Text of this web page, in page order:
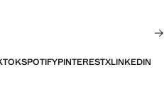
SPOTIFYPINTERESTXLINKEDIN